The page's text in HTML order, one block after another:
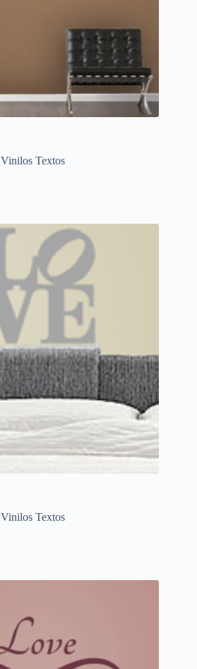
Vinilos Textos
Vinilos Textos